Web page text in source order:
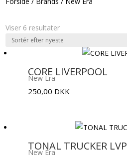
Viser 6 resultaterSorteret
efter
seneste
CORE LIVERPOOL
New Era
250,00 DKK
TONAL TRUCKER LVP
New Era